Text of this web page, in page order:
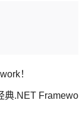
！
典.NET Framewo